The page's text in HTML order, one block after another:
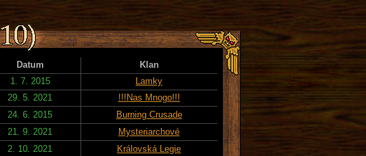
Datum
Klan
1. 7. 2015
Lamky
29. 5. 2021
!!!Nas Mnogo!!!
24. 6. 2015
Burning Crusade
21. 9. 2021
Mysteriarchové
2. 10. 2021
Královská Legie